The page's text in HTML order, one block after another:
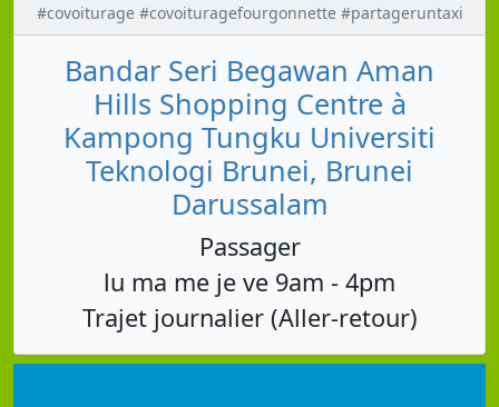
#covoiturage #covoituragefourgonnette #partageruntaxi
Bandar Seri Begawan Aman
Hills Shopping Centre à
Kampong Tungku Universiti
Teknologi Brunei, Brunei
Darussalam
Passager
lu ma me je ve 9am - 4pm
Trajet journalier (Aller-retour)